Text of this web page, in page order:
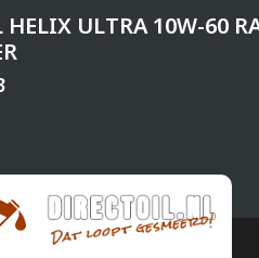
HELIX ULTRA 10W-60